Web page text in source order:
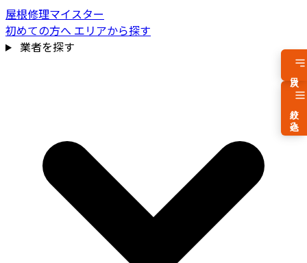
屋根修理マイスター
初めての方へ エリアから探す
業者を探す
費用相場を見る
絞り込み